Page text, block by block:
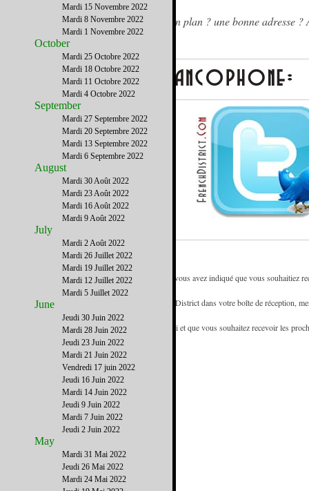
Besoin d'un conseil ? une info ? un bon plan ? une bonne adresse
- Vous recevez la newsletter de French District car vous avez indiqué que vous souhaitiez
référence des francophones de New York.
- Pour être certain de recevoir les emails de French District dans votre boîte de réception,
- Si vous recevez cette newsletter de la part d'un ami et que vous souhaitez recevoir les
www.FrenchDistrict.com gratuitement.
Mardi 15 Novembre 2022
Mardi 8 Novembre 2022
Mardi 1 Novembre 2022
October
Mardi 25 Octobre 2022
Mardi 18 Octobre 2022
Mardi 11 Octobre 2022
Mardi 4 Octobre 2022
September
Mardi 27 Septembre 2022
Mardi 20 Septembre 2022
Mardi 13 Septembre 2022
Mardi 6 Septembre 2022
August
Mardi 30 Août 2022
Mardi 23 Août 2022
Mardi 16 Août 2022
Mardi 9 Août 2022
July
Mardi 2 Août 2022
Mardi 26 Juillet 2022
Mardi 19 Juillet 2022
Mardi 12 Juillet 2022
Mardi 5 Juillet 2022
June
Jeudi 30 Juin 2022
Mardi 28 Juin 2022
Jeudi 23 Juin 2022
Mardi 21 Juin 2022
Vendredi 17 juin 2022
Jeudi 16 Juin 2022
Mardi 14 Juin 2022
Jeudi 9 Juin 2022
Mardi 7 Juin 2022
Jeudi 2 Juin 2022
May
Mardi 31 Mai 2022
Jeudi 26 Mai 2022
Mardi 24 Mai 2022